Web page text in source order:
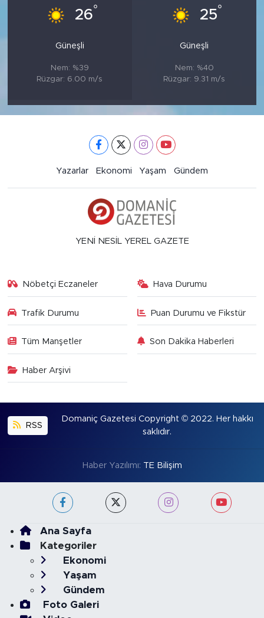
26°
Güneşli
Nem: %39
Rüzgar: 6.00 m/s
25°
Güneşli
Nem: %40
Rüzgar: 9.31 m/s
Yazarlar Ekonomi Yaşam Gündem
YENİ NESİL YEREL GAZETE
Nöbetçi Eczaneler Hava Durumu
Trafik Durumu Puan Durumu ve Fikstür
Tüm Manşetler Son Dakika Haberleri
Haber Arşivi
RSS
Domaniç Gazetesi Copyright © 2022. Her hakkı
saklıdır.
Haber Yazılımı: TE Bilişim
Ana Sayfa
Kategoriler
Ekonomi
Yaşam
Gündem
Foto Galeri